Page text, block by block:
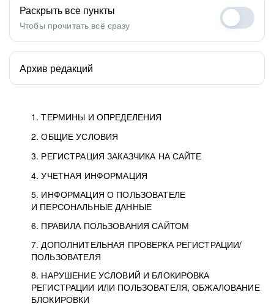
1. ТЕРМИНЫ И ОПРЕДЕЛЕНИЯ
2. ОБЩИЕ УСЛОВИЯ
3. РЕГИСТРАЦИЯ ЗАКАЗЧИКА НА САЙТЕ
4. УЧЕТНАЯ ИНФОРМАЦИЯ
5. ИНФОРМАЦИЯ О ПОЛЬЗОВАТЕЛЕ
И ПЕРСОНАЛЬНЫЕ ДАННЫЕ
6. ПРАВИЛА ПОЛЬЗОВАНИЯ САЙТОМ
7. ДОПОЛНИТЕЛЬНАЯ ПРОВЕРКА РЕГИСТРАЦИИ/
ПОЛЬЗОВАТЕЛЯ
8. НАРУШЕНИЕ УСЛОВИЙ И БЛОКИРОВКА
РЕГИСТРАЦИИ ИЛИ ПОЛЬЗОВАТЕЛЯ, ОБЖАЛОВАНИЕ
БЛОКИРОВКИ
Раскрыть все пункты
Чтобы прочитать всё сразу
Архив редакций